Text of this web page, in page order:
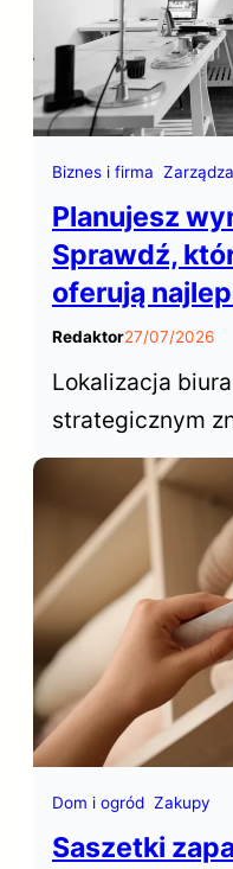
Engine
kluczową rolę
Biznes i firma
Planujesz
Sprawdź,
oferują
Redaktor27/07/2026
Lokalizacja
strategicznym
biura decyduje
wpływa na
samopoczucie
Polsce wynająć
Dom i ogród Zakupy
Saszetki